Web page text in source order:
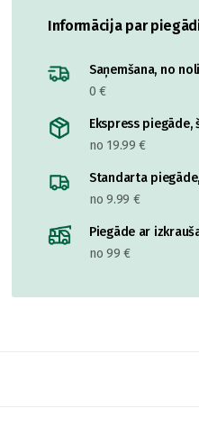
Informācija par
Saņemšana, no
0 €
Ekspress
no 19.99 €
Standarta
no 9.99 €
Piegāde ar
no 99 €